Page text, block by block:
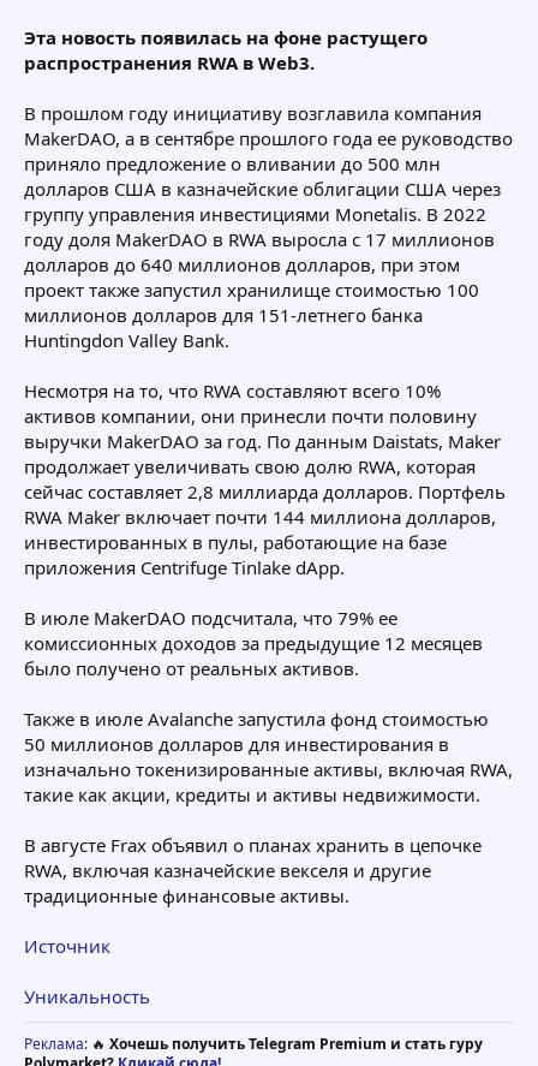
Эта новость появилась на фоне растущего
распространения RWA в Web3.
В прошлом году инициативу возглавила компания
MakerDAO, а в сентябре прошлого года ее руководство
приняло предложение о вливании до 500 млн
долларов США в казначейские облигации США через
группу управления инвестициями Monetalis. В 2022
году доля MakerDAO в RWA выросла с 17 миллионов
долларов до 640 миллионов долларов, при этом
проект также запустил хранилище стоимостью 100
миллионов долларов для 151-летнего банка
Huntingdon Valley Bank.
Несмотря на то, что RWA составляют всего 10%
активов компании, они принесли почти половину
выручки MakerDAO за год. По данным Daistats, Maker
продолжает увеличивать свою долю RWA, которая
сейчас составляет 2,8 миллиарда долларов. Портфель
RWA Maker включает почти 144 миллиона долларов,
инвестированных в пулы, работающие на базе
приложения Centrifuge Tinlake dApp.
В июле MakerDAO подсчитала, что 79% ее
комиссионных доходов за предыдущие 12 месяцев
было получено от реальных активов.
Также в июле Avalanche запустила фонд стоимостью
50 миллионов долларов для инвестирования в
изначально токенизированные активы, включая RWA,
такие как акции, кредиты и активы недвижимости.
В августе Frax объявил о планах хранить в цепочке
RWA, включая казначейские векселя и другие
традиционные финансовые активы.
Источник
Уникальность
Реклама: 🔥 Хочешь получить Telegram Premium и стать гуру